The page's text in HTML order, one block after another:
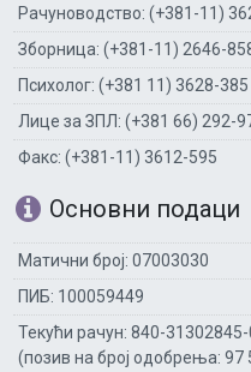
Рачуноводство: (+381-11)
Зборница: (+381-11) 2646-
Психолог: (+381 11) 3628-385
Лице за ЗПЛ: (+381 66) 292-
Факс: (+381-11) 3612-595
Основни подаци
Матични број: 07003030
ПИБ: 100059449
Текући рачун: 840-
(позив на број одобрења: 97